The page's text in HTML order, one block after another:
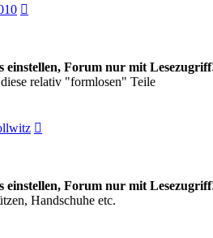
einstellen, Forum nur mit
relativ "formlosen" Teile
einstellen, Forum nur mit
Handschuhe etc.